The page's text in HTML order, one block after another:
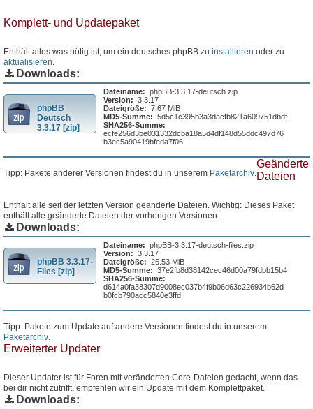
Komplett- und Updatepaket
Enthält alles was nötig ist, um ein deutsches phpBB zu installieren oder zu
aktualisieren.
Downloads:
phpBB
Deutsch
3.3.17 [zip]
Dateiname: phpBB-3.3.17-deutsch.zip
Version: 3.3.17
Dateigröße: 7.67 MiB
MD5-Summe: 5d5c1c395b3a3dacfb821a609751dbdf
SHA256-Summe:
ecfe256d3be031332dcba18a5d4df148d55ddc497d76
b3ec5a90419bfeda7f06
Tipp: Pakete anderer Versionen findest du in unserem Paketarchiv.
Geänderte
Dateien
Enthält alle seit der letzten Version geänderte Dateien. Wichtig: Dieses Paket
enthält alle geänderte Dateien der vorherigen Versionen.
Downloads:
phpBB 3.3.17-
Files [zip]
Dateiname: phpBB-3.3.17-deutsch-files.zip
Version: 3.3.17
Dateigröße: 26.53 MiB
MD5-Summe: 37e2fb8d38142cec46d00a79fdbb15b4
SHA256-Summe:
d614a0fa38307d9008ec037b4f9b06d63c226934b62d
b0fcb790acc5840e3ffd
Tipp: Pakete zum Update auf andere Versionen findest du in unserem
Paketarchiv.
Erweiterter Updater
Dieser Updater ist für Foren mit veränderten Core-Dateien gedacht, wenn das
bei dir nicht zutrifft, empfehlen wir ein Update mit dem Komplettpaket.
Downloads: